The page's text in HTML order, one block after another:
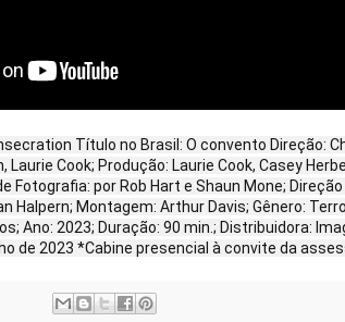
Título no Brasil: O convento Direção:
Laurie Cook; Produção: Laurie Cook, Casey
Fotografia: por Rob Hart e Shaun Mone;
Halpern; Montagem: Arthur Davis; Gênero:
Ano: 2023; Duração: 90 min.; Distribuidora:
de 2023 *Cabine presencial à convite da